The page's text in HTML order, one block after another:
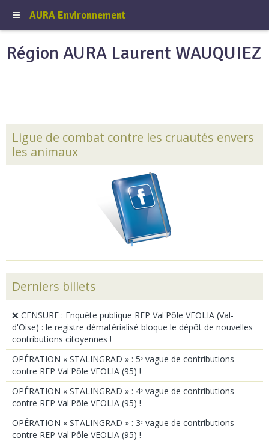
AURA Environnement
Région AURA Laurent WAUQUIEZ
Ligue de combat contre les cruautés envers
les animaux
Derniers billets
❌ CENSURE : Enquête publique REP Val'Pôle VEOLIA (Val-
d'Oise) : le registre dématérialisé bloque le dépôt de nouvelles
contributions citoyennes !
OPÉRATION « STALINGRAD » : 5ᵉ vague de contributions
contre REP Val'Pôle VEOLIA (95) !
OPÉRATION « STALINGRAD » : 4ᵉ vague de contributions
contre REP Val'Pôle VEOLIA (95) !
OPÉRATION « STALINGRAD » : 3ᵉ vague de contributions
contre REP Val'Pôle VEOLIA (95) !